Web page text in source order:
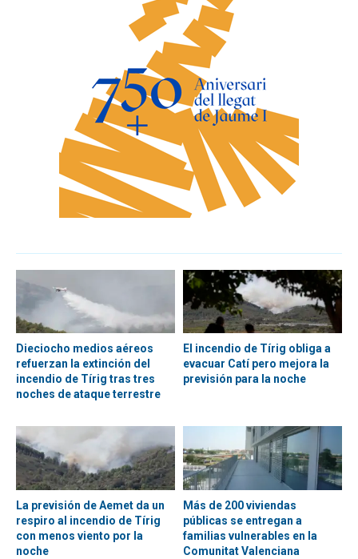
Dieciocho medios aéreos
refuerzan la extinción del
incendio de Tírig tras tres
noches de ataque terrestre
El incendio de Tírig obliga a
evacuar Catí pero mejora la
previsión para la noche
La previsión de Aemet da un
respiro al incendio de Tírig
con menos viento por la
noche
Más de 200 viviendas
públicas se entregan a
familias vulnerables en la
Comunitat Valenciana